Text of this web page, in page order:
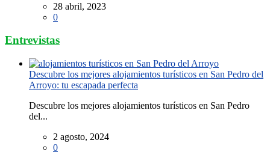
28 abril, 2023
0
Entrevistas
Descubre los mejores alojamientos turísticos en San Pedro del
Arroyo: tu escapada perfecta
Descubre los mejores alojamientos turísticos en San Pedro
del...
2 agosto, 2024
0